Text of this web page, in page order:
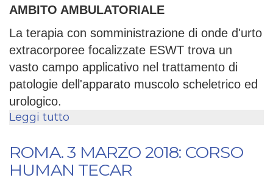
AMBITO AMBULATORIALE
La terapia con somministrazione di onde d'urto
extracorporee focalizzate ESWT trova un
vasto campo applicativo nel trattamento di
patologie dell'apparato muscolo scheletrico ed
urologico.
Leggi tutto
12
APRILE:
LE
ROMA. 3 MARZO 2018: CORSO
HUMAN TECAR